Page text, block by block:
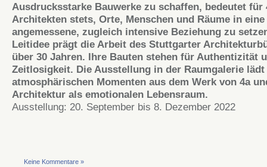
Ausdrucksstarke Bauwerke zu schaffen, bedeutet für
Architekten stets, Orte, Menschen und Räume in eine
angemessene, zugleich intensive Beziehung zu
Leitidee prägt die Arbeit des Stuttgarter
über 30 Jahren. Ihre Bauten stehen für Authentizität
Zeitlosigkeit. Die Ausstellung in der Raumgalerie lädt
atmosphärischen Momenten aus dem Werk von 4a
Architektur als emotionalen Lebensraum.
Ausstellung: 20. September bis 8. Dezember 2022
Keine Kommentare »